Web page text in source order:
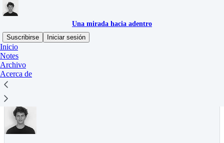
Una mirada hacia adentro
Suscribirse
Iniciar sesión
Inicio
Notes
Archivo
Acerca de
Un espacio que te invita a mirar hacia adentro.